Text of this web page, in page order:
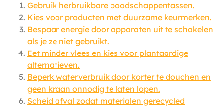
Gebruik herbruikbare boodschappentassen.
Kies voor producten met duurzame keurmerken.
Bespaar energie door apparaten uit te schakelen
als je ze niet gebruikt.
Eet minder vlees en kies voor plantaardige
alternatieven.
Beperk waterverbruik door korter te douchen en
geen kraan onnodig te laten lopen.
Scheid afval zodat materialen gerecycled